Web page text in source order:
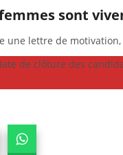
sont
une lettre de
de clôture des